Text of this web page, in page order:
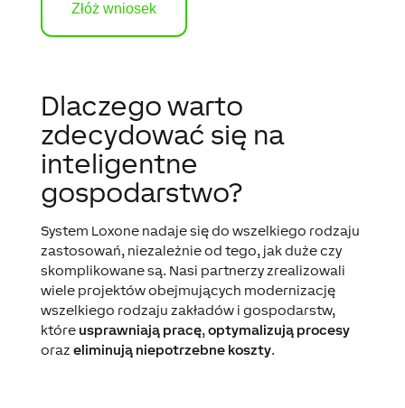
Złóż wniosek
Dlaczego warto
zdecydować się na
inteligentne
gospodarstwo?
System Loxone nadaje się do wszelkiego rodzaju
zastosowań, niezależnie od tego, jak duże czy
skomplikowane są. Nasi partnerzy zrealizowali
wiele projektów obejmujących modernizację
wszelkiego rodzaju zakładów i gospodarstw,
które usprawniają pracę, optymalizują procesy
oraz eliminują niepotrzebne koszty.